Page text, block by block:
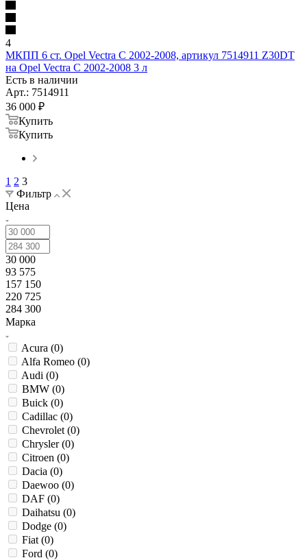
4
МКПП 6 ст. Opel Vectra C 2002-2008, артикул 7514911 Z30DT
на Opel Vectra C 2002-2008 3 л
Есть в наличии
Арт.: 7514911
36 000 ₽
Купить
Купить
1 2 3
Фильтр
Цена
30 000
93 575
157 150
220 725
284 300
Марка
Acura (0)
Alfa Romeo (0)
Audi (0)
BMW (0)
Buick (0)
Cadillac (0)
Chevrolet (0)
Chrysler (0)
Citroen (0)
Dacia (0)
Daewoo (0)
DAF (0)
Daihatsu (0)
Dodge (0)
Fiat (0)
Ford (0)